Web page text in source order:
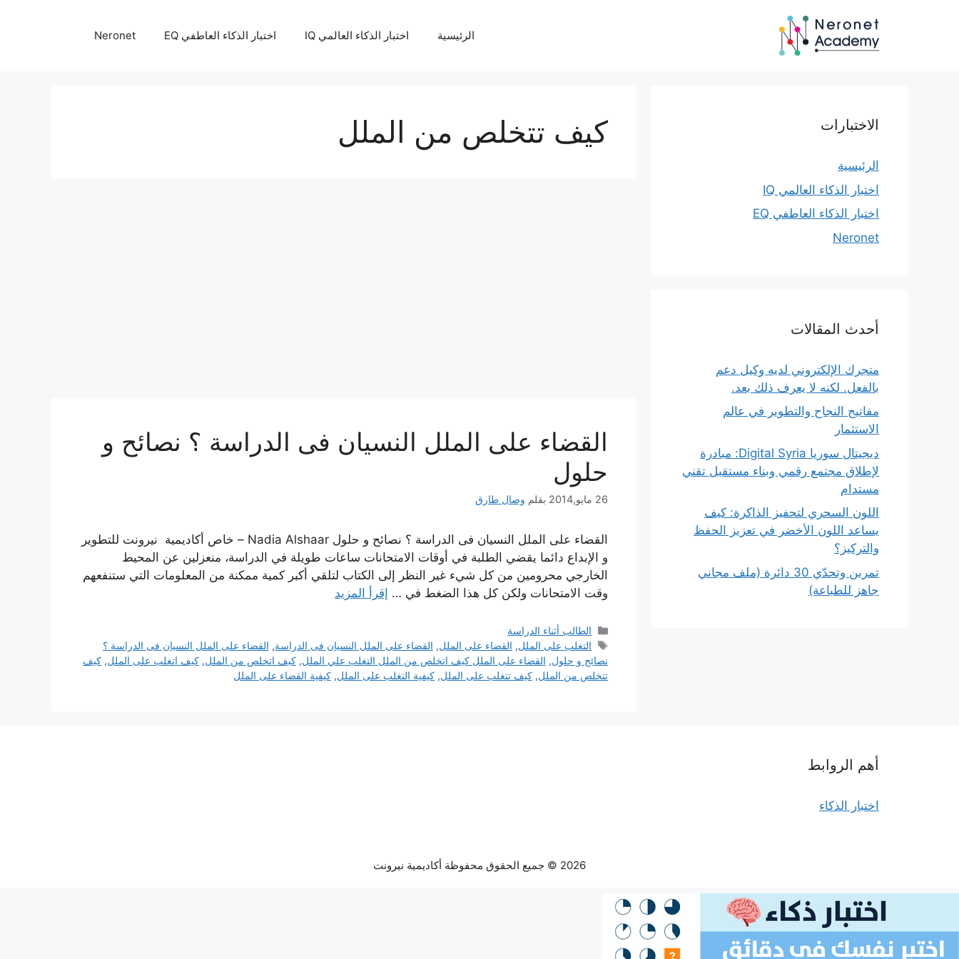
الرئيسية اختبار الذكاء العالمي IQ اختبار الذكاء العاطفي EQ Neronet
كيف تتخلص من الملل
القضاء على الملل النسيان فى الدراسة ؟ نصائح و
حلول
26 مايو,2014 بقلم وصال طارق
القضاء على الملل النسيان فى الدراسة ؟ نصائح و حلول Nadia Alshaar – خاص أكاديمية نيرونت للتطوير
و الإبداع دائما يقضي الطلبة في أوقات الامتحانات ساعات طويلة في الدراسة، منعزلين عن المحيط
الخارجي محرومين من كل شيء غير النظر إلى الكتاب لتلقي أكبر كمية ممكنة من المعلومات التي ستنفعهم
وقت الامتحانات ولكن كل هذا الضغط في … إقرأ المزيد
التصنيفات
الطالب أثناء الدراسة
الوسوم
التغلب على الملل, القضاء على الملل, القضاء على الملل النسيان فى الدراسة, القضاء على الملل النسيان فى الدراسة ؟
نصائح و حلول, القضاء على الملل كيف اتخلص من الملل التغلب علي الملل, كيف اتخلص من الملل, كيف اتغلب على الملل, كيف
تتخلص من الملل, كيف تتغلب على الملل, كيفية التغلب على الملل, كيفية القضاء على الملل
الاختبارات
الرئيسية
اختبار الذكاء العالمي IQ
اختبار الذكاء العاطفي EQ
Neronet
أحدث المقالات
متجرك الإلكتروني لديه وكيل دعم
بالفعل. لكنه لا يعرف ذلك بعد.
مفاتيح النجاح والتطوير في عالم
الاستثمار
ديجيتال سوريا Digital Syria: مبادرة
لإطلاق مجتمع رقمي وبناء مستقبل تقني
مستدام
اللون السحري لتحفيز الذاكرة: كيف
يساعد اللون الأخضر في تعزيز الحفظ
والتركيز؟
تمرين وتحدّي 30 دائرة (ملف مجاني
جاهز للطباعة)
أهم الروابط
اختبار الذكاء
2026 © جميع الحقوق محفوظة أكاديمية نيرونت